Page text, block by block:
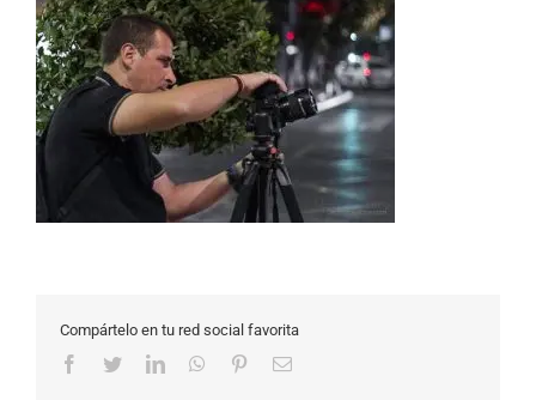
Compártelo en tu red social favorita
Facebook
TwitterLinkedInWhatsApp
PinterestCorreo